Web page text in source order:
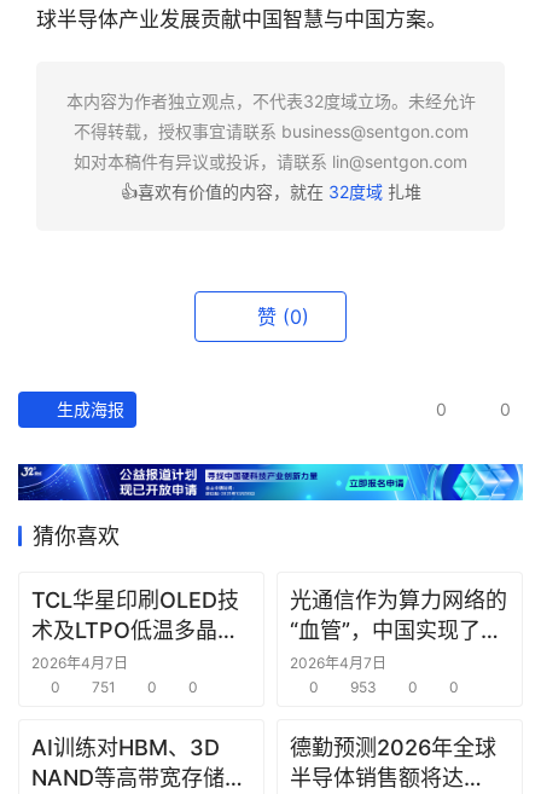
球半导体产业发展贡献中国智慧与中国方案。
本内容为作者独立观点，不代表32度域立场。未经允许
不得转载，授权事宜请联系 business@sentgon.com
如对本稿件有异议或投诉，请联系 lin@sentgon.com
👍喜欢有价值的内容，就在 32度域扎堆
赞 (0)
生成海报 0 0
猜你喜欢
TCL华星印刷OLED技
术及LTPO低温多晶硅
技术在ICDT 2026展会
上亮相
2026年4月7日
0
751 0 0
光通信作为算力网络的
“血管”，中国实现了24
芯光纤2.5Pb/s实时双
向传输，刷新纪录
2026年4月7日
0
953 0 0
AI训练对HBM、3D
NAND等高带宽存储器
德勤预测2026年全球
半导体销售额将达